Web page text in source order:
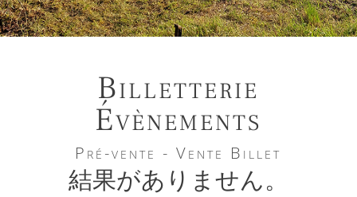
Billetterie
Évènements
Pré-vente - Vente Billet
結果がありません。